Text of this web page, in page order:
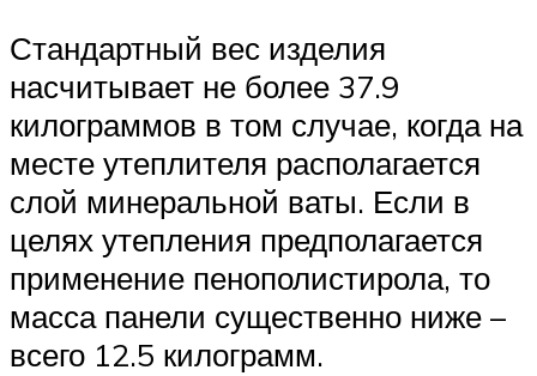
Стандартный вес изделия
насчитывает не более 37.9
килограммов в том случае, когда на
месте утеплителя располагается
слой минеральной ваты. Если в
целях утепления предполагается
применение пенополистирола, то
масса панели существенно ниже –
всего 12.5 килограмм.